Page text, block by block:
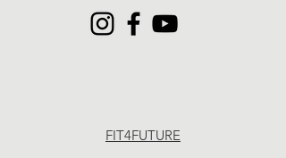
FIT4FUTURE